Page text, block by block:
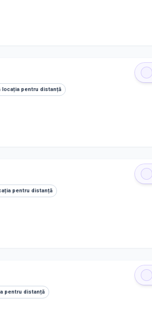
locația pentru distanță
pentru distanță
pentru distanță